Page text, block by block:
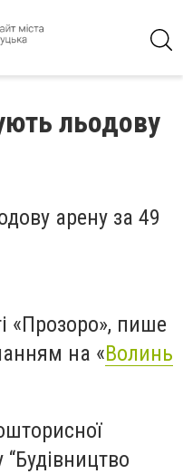
льодову
арену за 49
«Прозоро», пише
на «Волинь
“Будівництво